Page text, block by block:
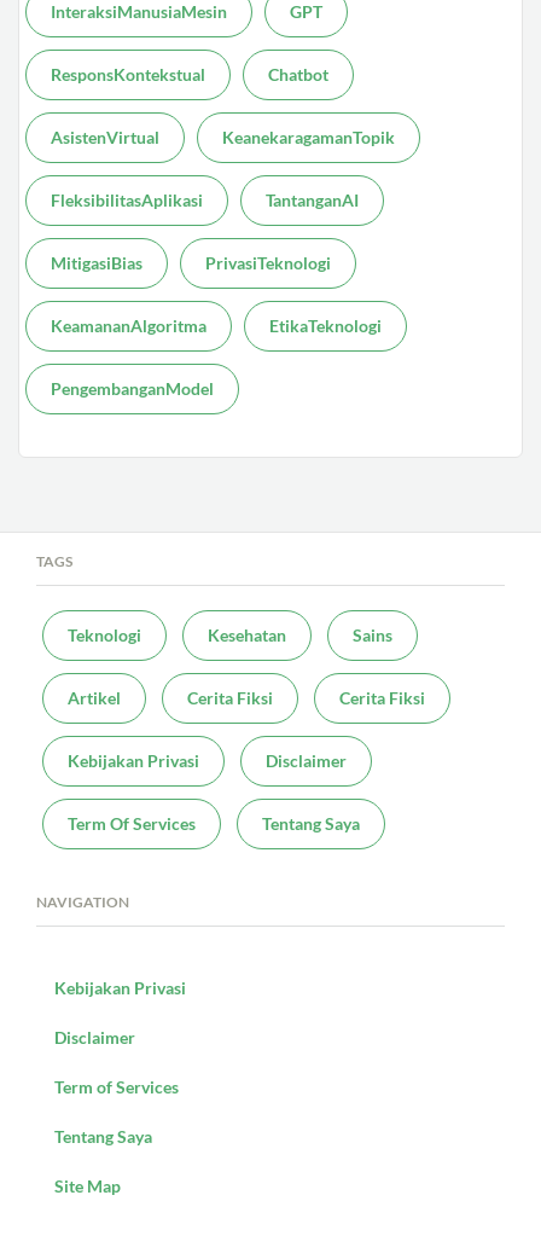
InteraksiManusiaMesin GPT
ResponsKontekstual Chatbot
AsistenVirtual KeanekaragamanTopik
FleksibilitasAplikasi TantanganAI
MitigasiBias PrivasiTeknologi
KeamananAlgoritma EtikaTeknologi
PengembanganModel
TAGS
Teknologi Kesehatan Sains
Artikel Cerita Fiksi Cerita Fiksi
Kebijakan Privasi Disclaimer
Term Of Services Tentang Saya
NAVIGATION
Kebijakan Privasi
Disclaimer
Term of Services
Tentang Saya
Site Map